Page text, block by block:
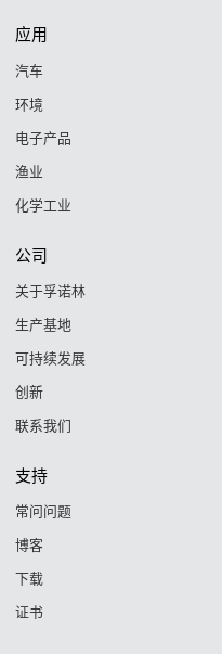
应用
汽车
环境
电子产品
渔业
化学工业
公司
关于孚诺林
生产基地
可持续发展
创新
联系我们
支持
常问问题
博客
下载
证书